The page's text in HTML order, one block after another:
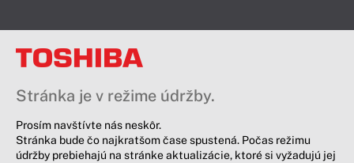
Stránka je v režime údržby.
Prosím navštívte nás neskôr.
Stránka bude čo najkratšom čase spustená. Počas režimu
údržby prebiehajú na stránke aktualizácie, ktoré si vyžadujú jej